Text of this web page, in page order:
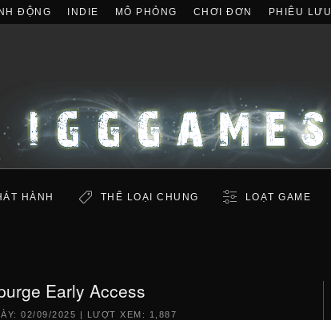
ĐỘNG INDIE MÔ PHỎNG CHƠI ĐƠN PHIÊU LƯU
HÀNH THỂ LOẠI CHUNG LOẠT GAME
Early Access
02/09/2025 | LƯỢT XEM: 1,887